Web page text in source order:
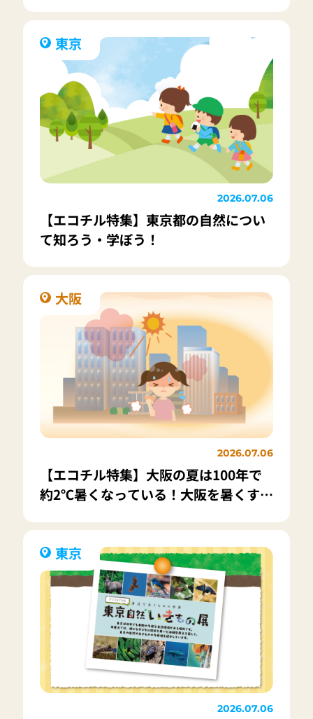
東京
2026.07.06
【エコチル特集】東京都の自然につい
て知ろう・学ぼう！
大阪
2026.07.06
【エコチル特集】大阪の夏は100年で
約2℃暑くなっている！大阪を暑くする
東京
2026.07.06